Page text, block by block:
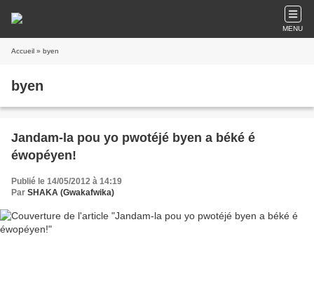
MENU
Accueil » byen
byen
Jandam-la pou yo pwotéjé byen a béké é
éwopéyen!
Publié le 14/05/2012 à 14:19
Par SHAKA (Gwakafwika)